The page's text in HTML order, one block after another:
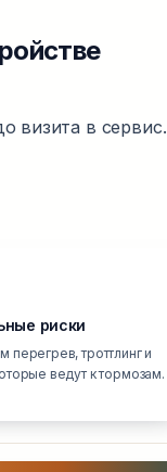
визита в сервис.
риски
перегрев, троттлинг и
ведут к тормозам.